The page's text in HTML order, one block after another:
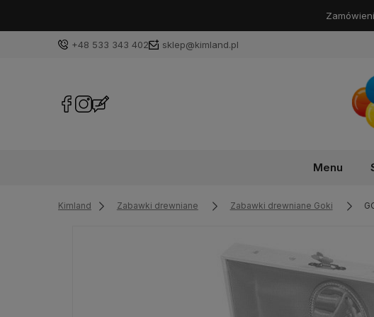
+48 533 343 402 sklep@kimland.pl
Menu
Kimland Zabawki drewniane Zabawki drewniane Goki